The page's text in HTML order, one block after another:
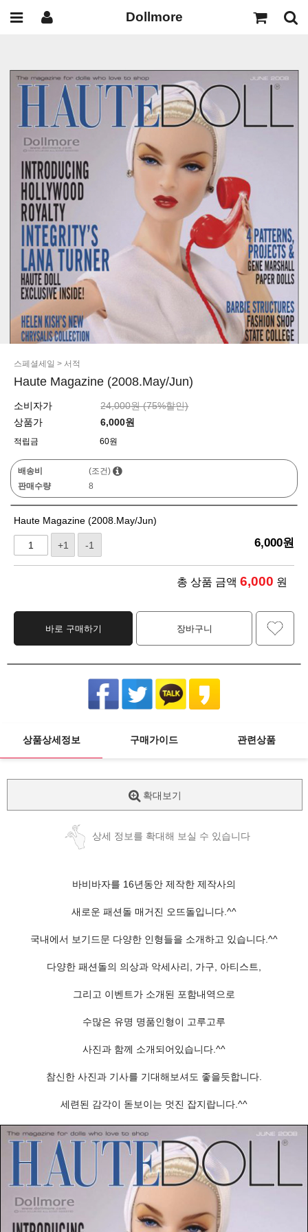
Dollmore
스페셜세일 > 서적
Haute Magazine (2008.May/Jun)
소비자가 24,000원 (75%할인)
상품가
6,000원
적립금 60원
배송비
(조건)
판매수량
8
Haute Magazine (2008.May/Jun)
+1 -1 6,000원
총 상품 금액 6,000 원
바로 구매하기 장바구니
상품상세정보 구매가이드 관련상품
확대보기
상세 정보를 확대해 보실 수 있습니다
바비바자를 16년동안 제작한 제작사의
새로운 패션돌 매거진 오뜨돌입니다.^^
국내에서 보기드문 다양한 인형들을 소개하고 있습니다.^^
다양한 패션돌의 의상과 악세사리, 가구, 아티스트,
그리고 이벤트가 소개된 포함내역으로
수많은 유명 명품인형이 고루고루
사진과 함께 소개되어있습니다.^^
참신한 사진과 기사를 기대해보셔도 좋을듯합니다.
세련된 감각이 돋보이는 멋진 잡지랍니다.^^